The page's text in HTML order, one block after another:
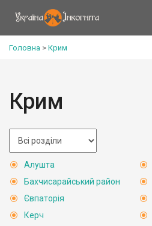
Головна > Крим
Крим
Алушта
Бахчисарайський район
Євпаторія
Керч